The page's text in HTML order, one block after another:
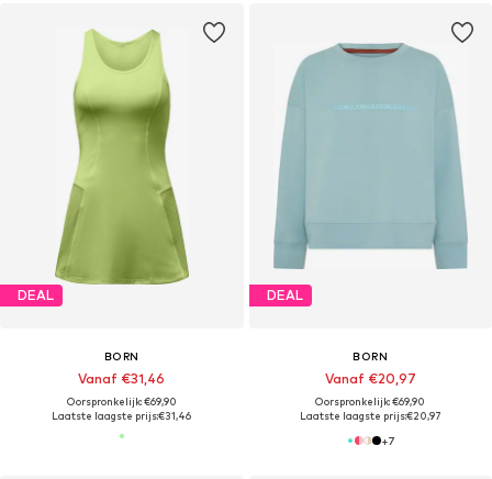
DEAL
BORN
Vanaf €31,46
Oorspronkelijk: €69,90
Laatste laagste prijs:€31,46
DEAL
BORN
Vanaf €20,97
Oorspronkelijk: €69,90
Laatste laagste prijs:€20,97
+7